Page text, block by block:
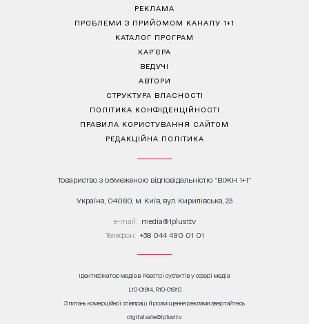
РЕКЛАМА
ПРОБЛЕМИ З ПРИЙОМОМ КАНАЛУ 1+1
КАТАЛОГ ПРОГРАМ
КАР’ЄРА
ВЕДУЧІ
АВТОРИ
СТРУКТУРА ВЛАСНОСТІ
ПОЛІТИКА КОНФІДЕНЦІЙНОСТІ
ПРАВИЛА КОРИСТУВАННЯ САЙТОМ
РЕДАКЦІЙНА ПОЛІТИКА
Товариство з обмеженою відповідальністю "ВІЖН 1+1"
Україна, 04080, м. Київ, вул. Кирилівська, 23
е-mail: media@1plus1.tv
Телефон: +38 044 490 01 01
Ідентифікатор медіа в Реєстрі суб’єктів у сфері медіа:
L10-01914, R10-01810
З питань комерційної співпраці й розміщення реклами звертайтесь
digital.sale@1plus1.tv